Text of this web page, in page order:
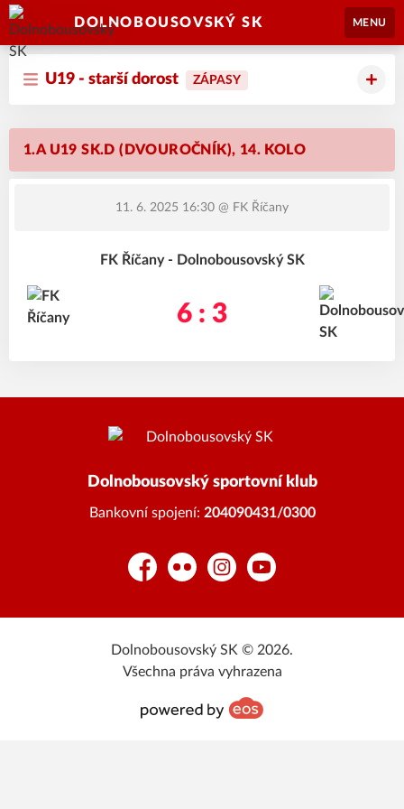
DOLNOBOUSOVSKÝ SK MENU
U19 - starší dorost ZÁPASY
1.A U19 SK.D (DVOUROČNÍK), 14. KOLO
11. 6. 2025 16:30 @ FK Říčany
FK Říčany - Dolnobousovský SK
6 : 3
Dolnobousovský sportovní klub
Bankovní spojení: 204090431/0300
FacebookFlickr InstagramYouTube
Dolnobousovský SK © 2026.
Všechna práva vyhrazena